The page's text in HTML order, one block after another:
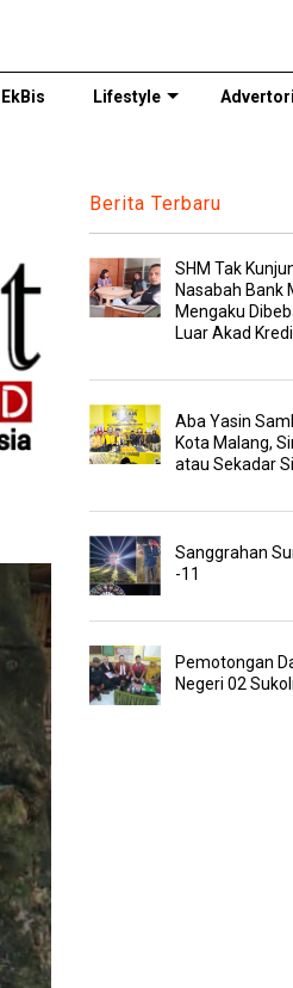
EkBis Lifestyle
Berita Terbaru
SHM Tak
Nasabah Bank
Mengaku
Luar Akad
Aba Yasin
Kota Malang,
atau Sekadar
Sanggrahan
-11
Pemotongan
Negeri 02